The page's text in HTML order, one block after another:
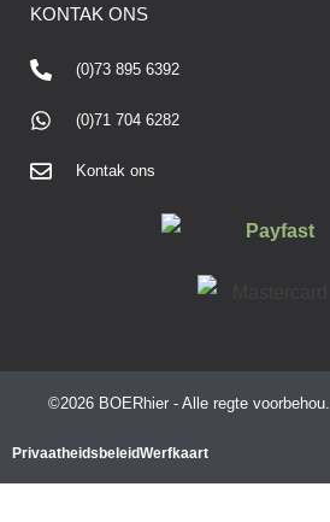
KONTAK ONS
(0)73 895 6392
(0)71 704 6282
Kontak ons
©2026 BOERhier - Alle regte voorbehou.
PrivaatheidsbeleidWerfkaart